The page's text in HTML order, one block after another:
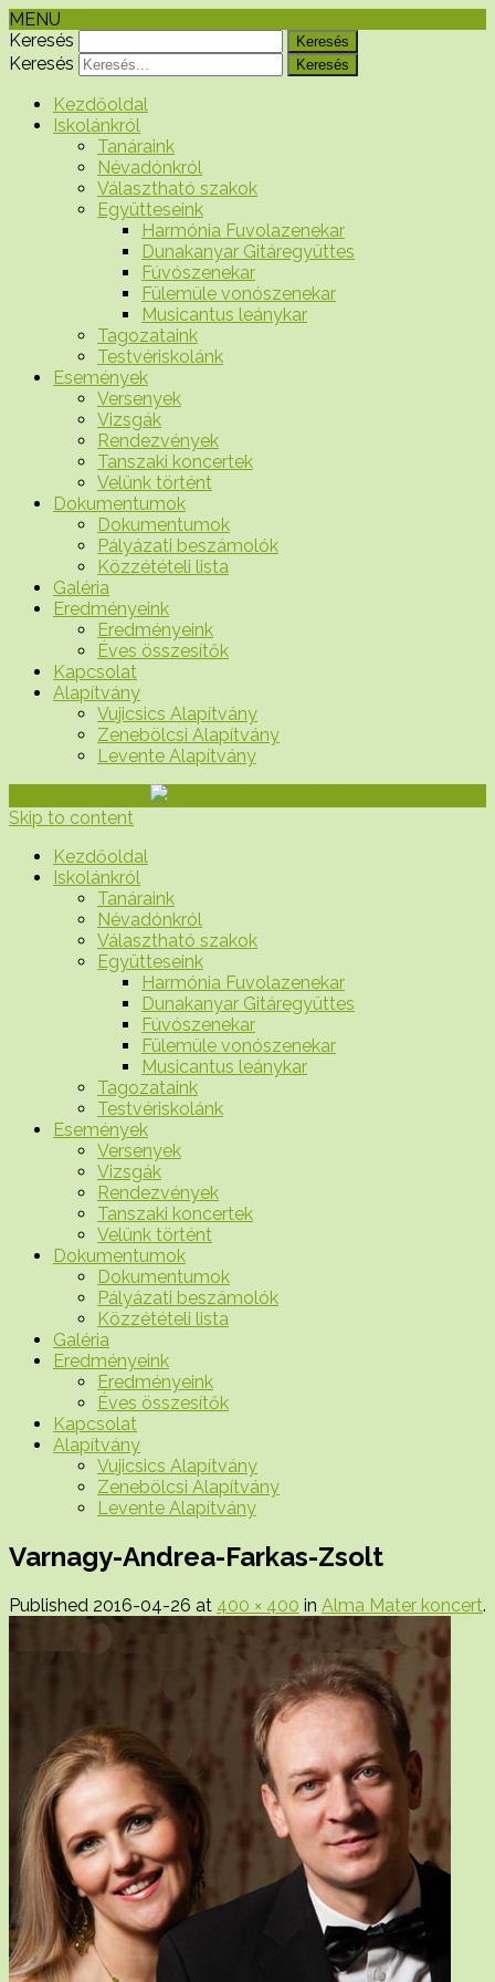
MENU
Keresés
Keresés
Kezdőoldal
Iskolánkról
Tanáraink
Névadónkról
Választható szakok
Együtteseink
Harmónia Fuvolazenekar
Dunakanyar Gitáregyüttes
Fúvószenekar
Fülemüle vonószenekar
Musicantus leánykar
Tagozataink
Testvériskolánk
Események
Versenyek
Vizsgák
Rendezvények
Tanszaki koncertek
Velünk történt
Dokumentumok
Dokumentumok
Pályázati beszámolók
Közzétételi lista
Galéria
Eredményeink
Eredményeink
Éves összesítők
Kapcsolat
Alapítvány
Vujicsics Alapítvány
Zenebölcsi Alapítvány
Levente Alapítvány
Skip to content
Kezdőoldal
Iskolánkról
Tanáraink
Névadónkról
Választható szakok
Együtteseink
Harmónia Fuvolazenekar
Dunakanyar Gitáregyüttes
Fúvószenekar
Fülemüle vonószenekar
Musicantus leánykar
Tagozataink
Testvériskolánk
Események
Versenyek
Vizsgák
Rendezvények
Tanszaki koncertek
Velünk történt
Dokumentumok
Dokumentumok
Pályázati beszámolók
Közzétételi lista
Galéria
Eredményeink
Eredményeink
Éves összesítők
Kapcsolat
Alapítvány
Vujicsics Alapítvány
Zenebölcsi Alapítvány
Levente Alapítvány
Varnagy-Andrea-Farkas-Zsolt
Published 2016-04-26 at 400 × 400 in Alma Mater koncert.